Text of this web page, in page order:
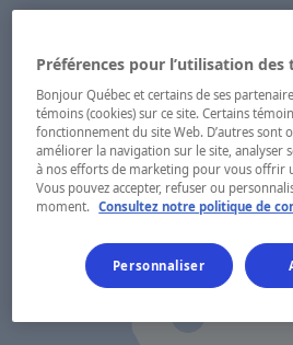
Préférences pour l’utilisation des
Bonjour Québec et certains de ses
témoins (cookies) sur ce site. Certains
fonctionnement du site Web. D’autres sont
améliorer la navigation sur le site, analyser
à nos efforts de marketing pour vous offrir
Vous pouvez accepter, refuser ou
moment. Consultez notre politique de
Personnaliser